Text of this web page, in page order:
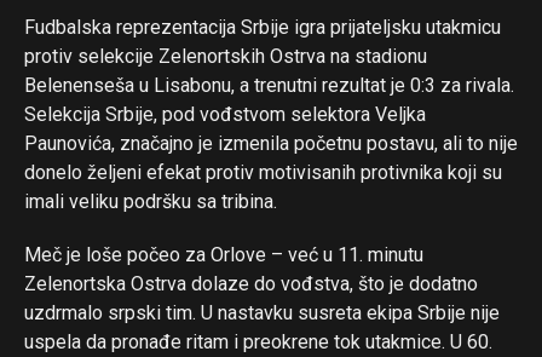
Fudbalska reprezentacija Srbije igra prijateljsku utakmicu
protiv selekcije Zelenortskih Ostrva na stadionu
Belenenseša u Lisabonu, a trenutni rezultat je 0:3 za rivala.
Selekcija Srbije, pod vođstvom selektora Veljka
Paunovića, značajno je izmenila početnu postavu, ali to nije
donelo željeni efekat protiv motivisanih protivnika koji su
imali veliku podršku sa tribina.
Meč je loše počeo za Orlove – već u 11. minutu
Zelenortska Ostrva dolaze do vođstva, što je dodatno
uzdrmalo srpski tim. U nastavku susreta ekipa Srbije nije
uspela da pronađe ritam i preokrene tok utakmice. U 60.